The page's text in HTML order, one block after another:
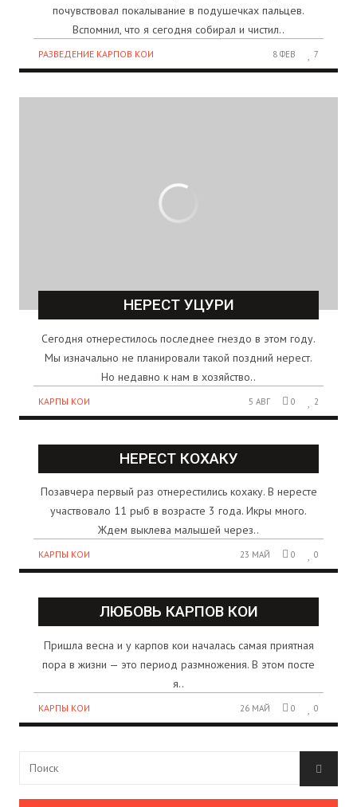
почувствовал покалывание в подушечках пальцев.
Вспомнил, что я сегодня собирал и чистил..
РАЗВЕДЕНИЕ КАРПОВ КОИ 8 ФЕВ 7
НЕРЕСТ УЦУРИ
Сегодня отнерестилось последнее гнездо в этом году.
Мы изначально не планировали такой поздний нерест.
Но недавно к нам в хозяйство..
КАРПЫ КОИ 5 АВГ 0 2
НЕРЕСТ КОХАКУ
Позавчера первый раз отнерестились кохаку. В нересте
участвовало 11 рыб в возрасте 3 года. Икры много.
Ждем выклева малышей через..
КАРПЫ КОИ 23 МАЙ 0 0
ЛЮБОВЬ КАРПОВ КОИ
Пришла весна и у карпов кои началась самая приятная
пора в жизни — это период размножения. В этом посте
я..
КАРПЫ КОИ 26 МАЙ 0 0